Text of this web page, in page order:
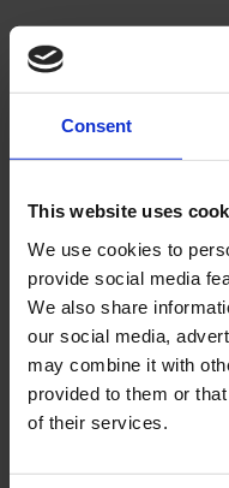
Consent
This website uses
We use cookies to
provide social media
We also share
our social media,
may combine it with
provided to them or
of their services.
Backspegel 10"
klämfäste Universal
SRW001-06-13-201
249KR
KÖP FLER SPARA MER